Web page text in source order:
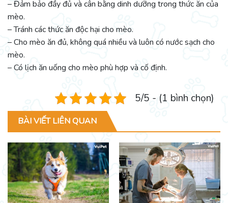
– Đảm bảo đầy đủ và cân bằng dinh dưỡng trong thức ăn của
mèo.
– Tránh các thức ăn độc hại cho mèo.
– Cho mèo ăn đủ, không quá nhiều và luôn có nước sạch cho
mèo.
– Có lịch ăn uống cho mèo phù hợp và cố định.
5/5 - (1 bình chọn)
BÀI VIẾT LIÊN QUAN